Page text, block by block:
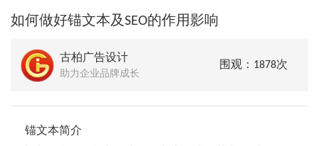
如何做好锚文本及SEO的作用影响
古柏广告设计
助力企业品牌成长
围观：1878次
锚文本简介